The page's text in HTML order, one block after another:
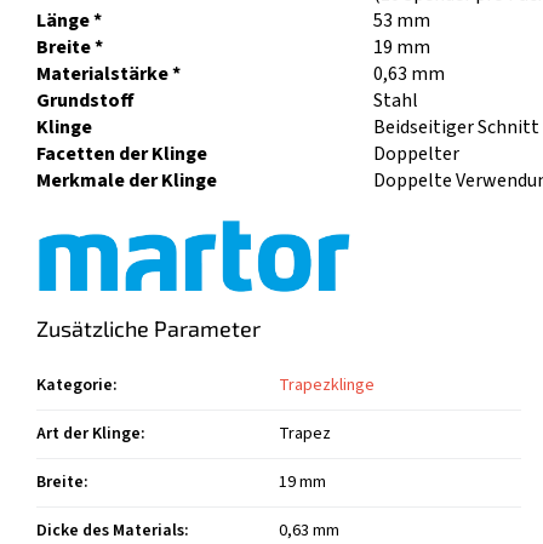
Länge *
53 mm
Breite *
19 mm
Materialstärke *
0,63 mm
Grundstoff
Stahl
Klinge
Beidseitiger Schnitt
Facetten der Klinge
Doppelter
Merkmale der Klinge
Doppelte
Zusätzliche Parameter
Kategorie:
Trapezklinge
Art der Klinge:
Trapez
Breite:
19 mm
Dicke des Materials:
0,63 mm